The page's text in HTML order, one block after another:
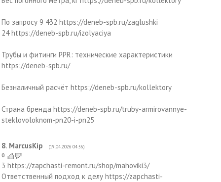
По запросу 9 432 https://deneb-spb.ru/zaglushki
24 https://deneb-spb.ru/izolyaciya
Трубы и фитинги PPR: технические характеристики
https://deneb-spb.ru/
Безналичный расчёт https://deneb-spb.ru/kollektory
Страна бренда https://deneb-spb.ru/truby-armirovannye-
steklovoloknom-pn20-i-pn25
8. MarcusKip (19.04.2026 04:56)
0
3 https://zapchasti-remont.ru/shop/mahoviki3/
Ответственный подход к делу https://zapchasti-